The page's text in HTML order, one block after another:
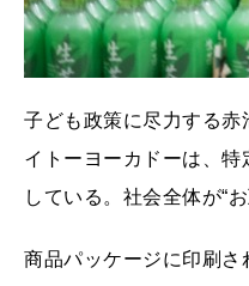
子ども政策に尽力する
イトーヨーカドーは、
している。社会全体が“
商品パッケージに印刷